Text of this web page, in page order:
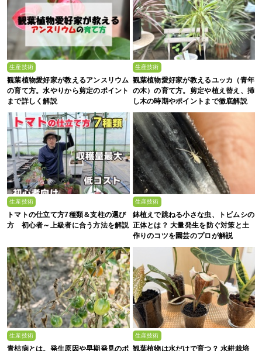
生産技術
観葉植物愛好家が教えるアンスリウム
の育て方。水やりから剪定のポイント
まで詳しく解説
生産技術
観葉植物愛好家が教えるユッカ（青年
の木）の育て方。剪定や植え替え、挿
し木の時期やポイントまで徹底解説
生産技術
トマトの仕立て方7種類＆支柱の選び
方 初心者～上級者に合う方法を解説
生産技術
鉢植えで跳ねる小さな虫、トビムシの
正体とは？ 大量発生を防ぐ対策と土
作りのコツを園芸のプロが解説
生産技術
青枯病とは。発生原因や早期発見のポ
生産技術
観葉植物は水だけで育つ？ 水耕栽培